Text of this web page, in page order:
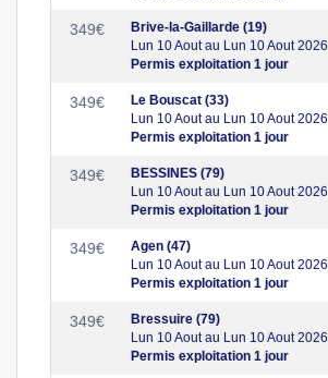
349€
Brive-la-Gaillarde (19)
Lun 10 Aout au Lun 10 Aout 2026
Permis exploitation 1 jour
349€
Le Bouscat (33)
Lun 10 Aout au Lun 10 Aout 2026
Permis exploitation 1 jour
349€
BESSINES (79)
Lun 10 Aout au Lun 10 Aout 2026
Permis exploitation 1 jour
349€
Agen (47)
Lun 10 Aout au Lun 10 Aout 2026
Permis exploitation 1 jour
349€
Bressuire (79)
Lun 10 Aout au Lun 10 Aout 2026
Permis exploitation 1 jour